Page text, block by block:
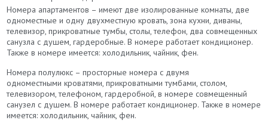
Номера апартаментов – имеют две изолированные комнаты, две
одноместные и одну двухместную кровать, зона кухни, диваны,
телевизор, прикроватные тумбы, столы, телефон, два совмещенных
санузла с душем, гардеробные. В номере работает кондиционер.
Также в номере имеется: холодильник, чайник, фен.
Номера полулюкс – просторные номера с двумя
одноместными кроватями, прикроватными тумбами, столом,
телевизором, телефоном, гардеробной, в номере совмещенный
санузел с душем. В номере работает кондиционер. Также в номере
имеется: холодильник, чайник, фен.